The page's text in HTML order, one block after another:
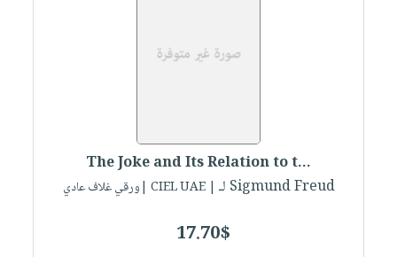
The Joke and Its Relation to t...
لـ Sigmund Freud
| CIEL UAE |ورقي غلاف عادي
17.70$